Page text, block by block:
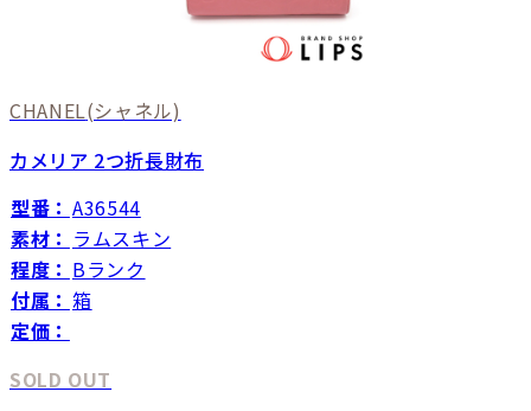
CHANEL(シャネル)
カメリア 2つ折長財布
型番： A36544
素材： ラムスキン
程度： Bランク
付属： 箱
定価：
SOLD OUT